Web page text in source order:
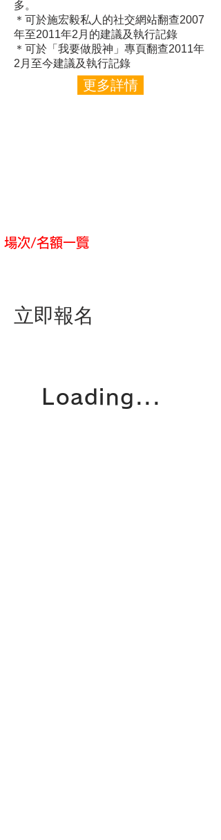
多。
＊可於施宏毅私人的社交網站翻查2007
年至2011年2月的建議及執行記錄
＊可於「我要做股神」專頁翻查2011年
2月至今建議及執行記錄​
更多詳情
​場次/名額一覽
立即報名
Loading...